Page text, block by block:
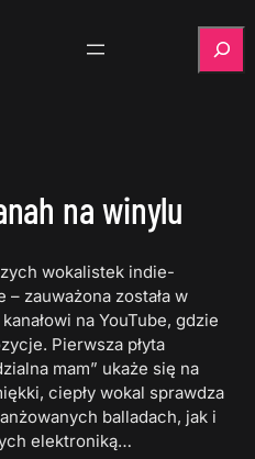
na winylu
wokalistek indie-
zauważona została w
na YouTube, gdzie
Pierwsza płyta
mam” ukaże się na
ciepły wokal sprawdza
balladach, jak i
elektroniką…